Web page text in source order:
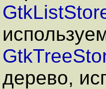
дерево,